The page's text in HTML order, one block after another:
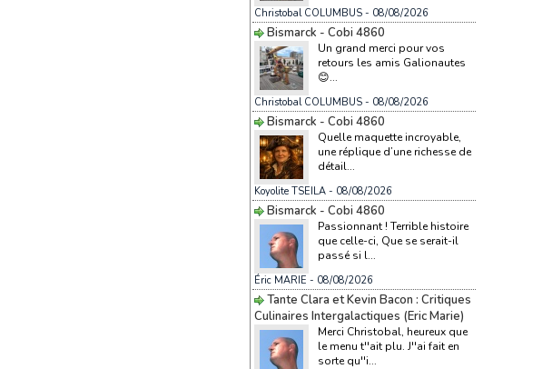
Christobal COLUMBUS- 08/08/2026
Bismarck - Cobi 4860
Un grand merci pour vos
retours les amis Galionautes
😊...
Christobal COLUMBUS- 08/08/2026
Bismarck - Cobi 4860
Quelle maquette incroyable,
une réplique d’une richesse de
détail...
Koyolite TSEILA- 08/08/2026
Bismarck - Cobi 4860
Passionnant ! Terrible histoire
que celle-ci, Que se serait-il
passé si l...
Éric MARIE - 08/08/2026
Tante Clara et Kevin Bacon : Critiques
Culinaires Intergalactiques (Eric Marie)
Merci Christobal, heureux que
le menu t''ait plu. J''ai fait en
sorte qu''i...